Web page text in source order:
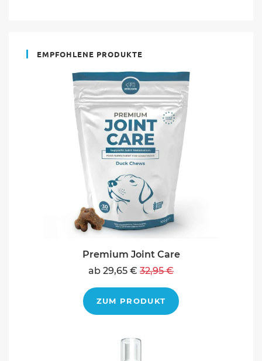
EMPFOHLENE PRODUKTE
Premium Joint Care
ab 29,65 € 32,95 €
ZUM PRODUKT